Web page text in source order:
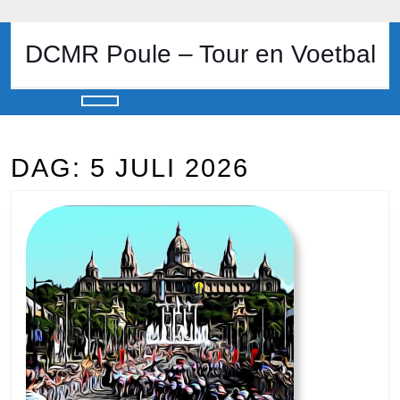
to
contentDCMR Poule – Tour en Voetbal
Button
DAG: 5 JULI 2026